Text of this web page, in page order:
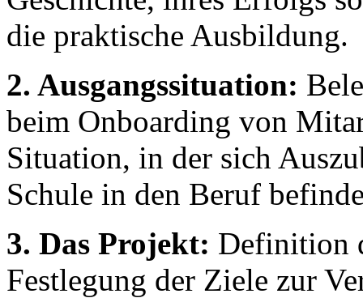
die praktische Ausbildung.
2. Ausgangssituation:
beim Onboarding von
Situation, in der sich
Schule in den Beruf
3. Das Projekt: Definition
Festlegung der Ziele zur